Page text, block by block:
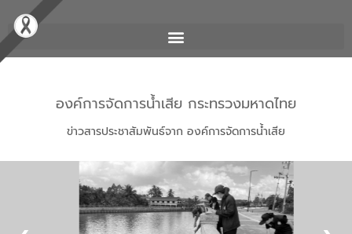
องค์การจัดการน้ำเสีย กระทรวงมหาดไทย
ข่าวสารประชาสัมพันธ์จาก องค์การจัดการน้ำเสีย